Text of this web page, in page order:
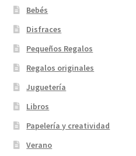
Bebés
Disfraces
Pequeños Regalos
Regalos originales
Juguetería
Libros
Papelería y creatividad
Verano